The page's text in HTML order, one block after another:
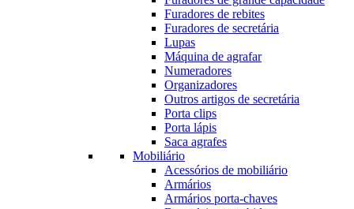
Furadores de rebites
Furadores de secretária
Lupas
Máquina de agrafar
Numeradores
Organizadores
Outros artigos de secretária
Porta clips
Porta lápis
Saca agrafes
Mobiliário
Acessórios de mobiliário
Armários
Armários porta-chaves